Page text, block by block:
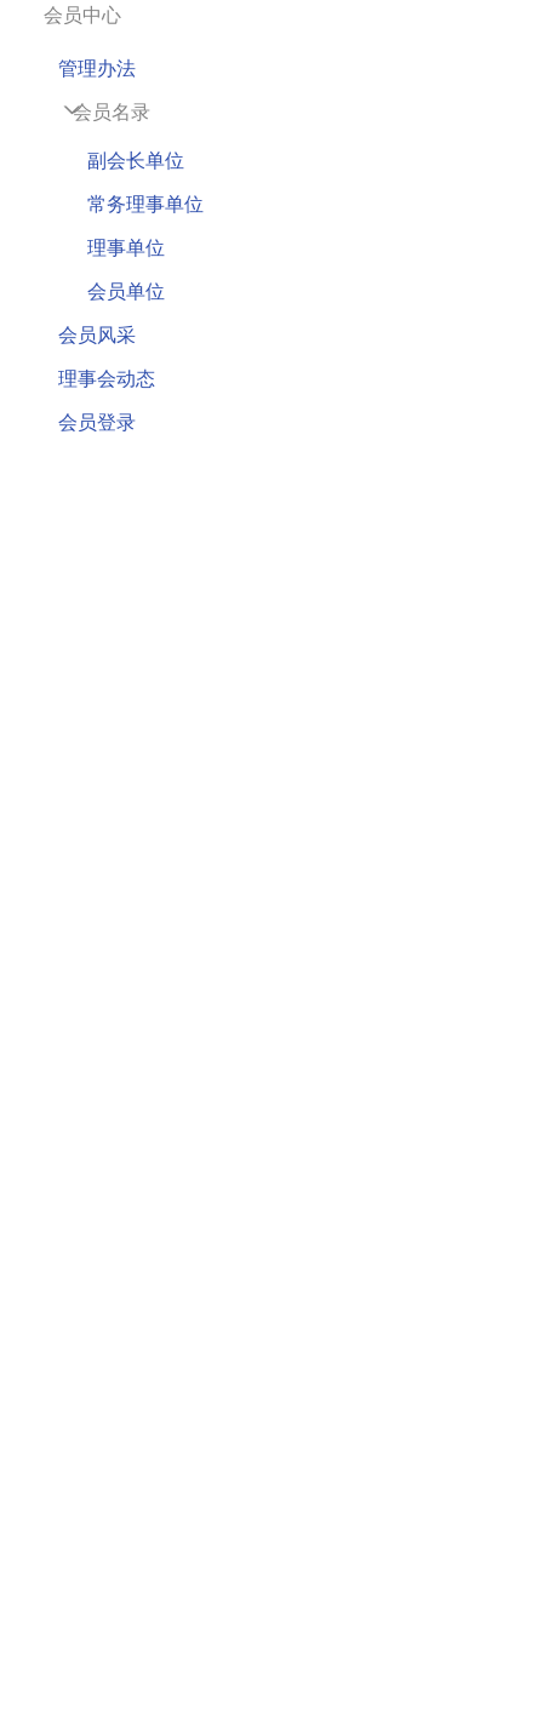
会员中心
管理办法
会员名录
副会长单位
常务理事单位
理事单位
会员单位
会员风采
理事会动态
会员登录
新闻动态
协会要闻
协会40周年
行业要闻